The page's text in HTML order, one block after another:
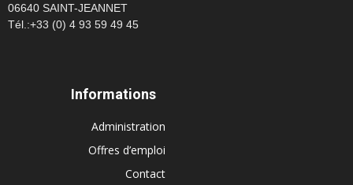
06640 SAINT-JEANNET
Tél.:+33 (0) 4 93 59 49 45
Informations
Administration
Offres d’emploi
Contact